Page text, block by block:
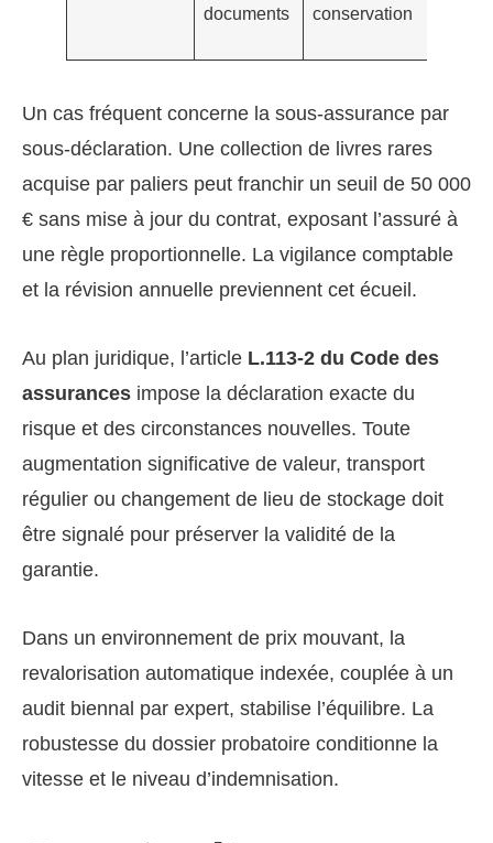
documents
conservation
Un cas fréquent concerne la sous-assurance par
sous-déclaration. Une collection de livres rares
acquise par paliers peut franchir un seuil de 50 000
€ sans mise à jour du contrat, exposant l’assuré à
une règle proportionnelle. La vigilance comptable
et la révision annuelle previennent cet écueil.
Au plan juridique, l’article L.113-2 du Code des
assurances impose la déclaration exacte du
risque et des circonstances nouvelles. Toute
augmentation significative de valeur, transport
régulier ou changement de lieu de stockage doit
être signalé pour préserver la validité de la
garantie.
Dans un environnement de prix mouvant, la
revalorisation automatique indexée, couplée à un
audit biennal par expert, stabilise l’équilibre. La
robustesse du dossier probatoire conditionne la
vitesse et le niveau d’indemnisation.